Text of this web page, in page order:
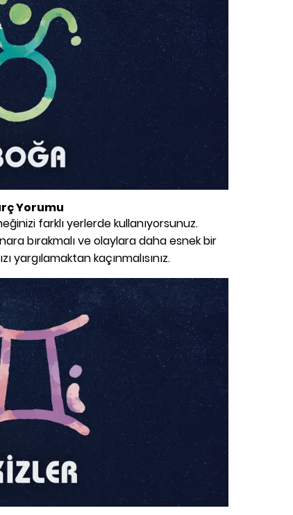
Yorumu
farklı yerlerde kullanıyorsunuz.
bırakmalı ve olaylara daha esnek bir
yargılamaktan kaçınmalısınız.